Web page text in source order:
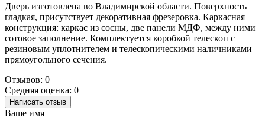
Дверь изготовлена во Владимирской области. Поверхность
гладкая, присутствует декоративная фрезеровка. Каркасная
конструкция: каркас из сосны, две панели МДФ, между ними
сотовое заполнение. Комплектуется коробкой телескоп с
резиновым уплотнителем и телескопическими наличниками
прямоугольного сечения.
Отзывов: 0
Средняя оценка: 0
Написать отзыв
Ваше имя